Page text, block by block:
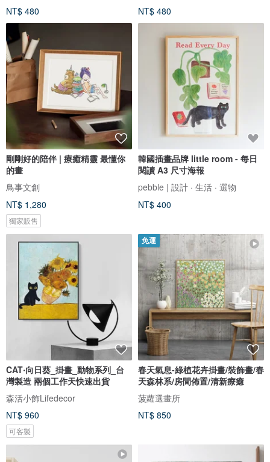
NT$ 480
NT$ 480
剛剛好的陪伴 | 療癒精靈 最懂你
的畫
鳥事文創
NT$ 1,280
獨家販售
韓國插畫品牌 little room - 每日
閱讀 A3 尺寸海報
pebble | 設計 · 生活 · 選物
NT$ 400
CAT‧向日葵_掛畫_動物系列_台
灣製造 兩個工作天快速出貨
森活小飾Lifedecor
NT$ 960
可客製
免運
春天氣息-綠植花卉掛畫/裝飾畫/春
天森林系/房間佈置/清新療癒
菠蘿選畫所
NT$ 850